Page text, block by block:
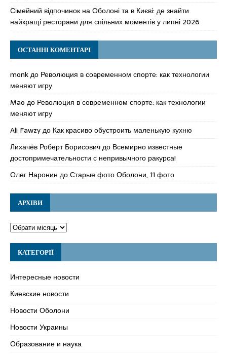
Сімейний відпочинок на Оболоні та в Києві: де знайти
найкращі ресторани для спільних моментів у липні 2026
ОСТАННІ КОМЕНТАРІ
monkдо Революция в современном спорте: как технологии
меняют игру
Mao до Революция в современном спорте: как технологии
меняют игру
Ali Fawzyдо Как красиво обустроить маленькую кухню
Лихачёв Роберт Борисовичдо Всемирно известные
достопримечательности с непривычного ракурса!
Олег Наронин доСтарые фото Оболони, 11 фото
АРХІВИ
КАТЕГОРІЇ
Интересные новости
Киевские новости
Новости Оболони
Новости Украины
Образование и наука